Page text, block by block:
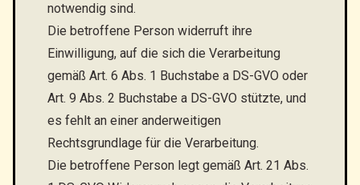
notwendig sind.
Die betroffene Person widerruft ihre
Einwilligung, auf die sich die Verarbeitung
gemäß Art. 6 Abs. 1 Buchstabe a DS-GVO oder
Art. 9 Abs. 2 Buchstabe a DS-GVO stützte, und
es fehlt an einer anderweitigen
Rechtsgrundlage für die Verarbeitung.
Die betroffene Person legt gemäß Art. 21 Abs.